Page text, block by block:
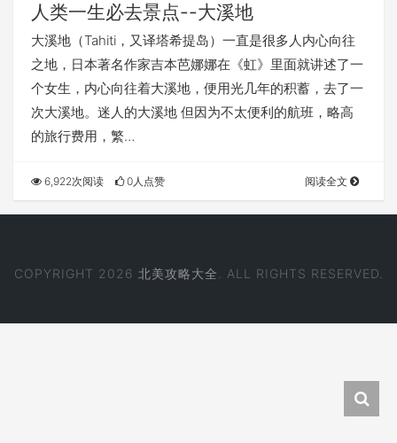
人类一生必去景点--大溪地
大溪地（Tahiti，又译塔希提岛）一直是很多人内心向往
之地，日本著名作家吉本芭娜娜在《虹》里面就讲述了一
个女生，内心向往着大溪地，便用光几年的积蓄，去了一
次大溪地。迷人的大溪地 但因为不太便利的航班，略高
的旅行费用，繁…
6,922次阅读 0人点赞 阅读全文
COPYRIGHT 2026 北美攻略大全 . ALL RIGHTS RESERVED.